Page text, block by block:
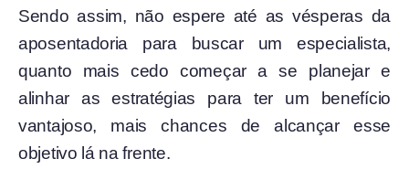
Sendo assim, não espere até as vésperas da
aposentadoria para buscar um especialista,
quanto mais cedo começar a se planejar e
alinhar as estratégias para ter um benefício
vantajoso, mais chances de alcançar esse
objetivo lá na frente.